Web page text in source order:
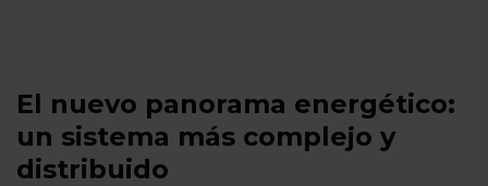
El nuevo panorama energético:
un sistema más complejo y
distribuido